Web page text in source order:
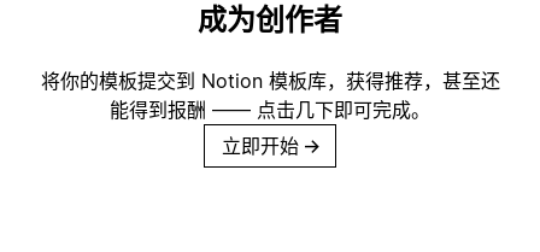
成为创作者
将你的模板提交到 Notion 模板库，获得推荐，甚至还
能得到报酬 —— 点击几下即可完成。
立即开始 →